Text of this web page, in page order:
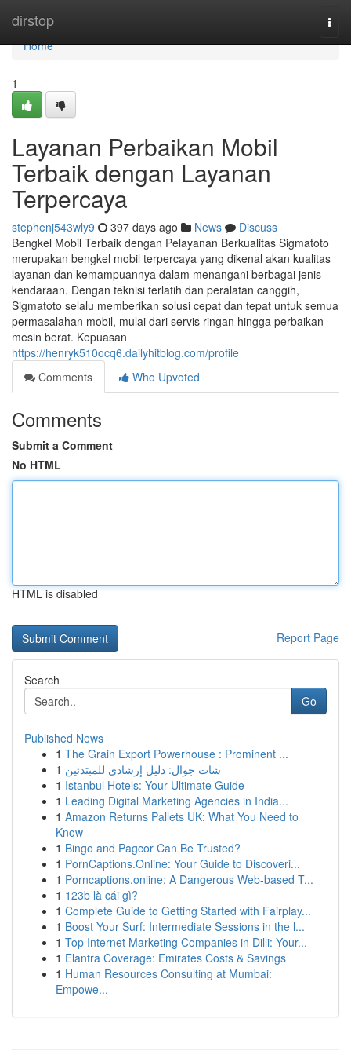
dirstop
Home
Home
1
Layanan Perbaikan Mobil
Terbaik dengan Layanan
Terpercaya
stephenj543wly9 397 days ago News
Discuss
Bengkel Mobil Terbaik dengan Pelayanan Berkualitas Sigmatoto
merupakan bengkel mobil terpercaya yang dikenal akan kualitas
layanan dan kemampuannya dalam menangani berbagai jenis
kendaraan. Dengan teknisi terlatih dan peralatan canggih,
Sigmatoto selalu memberikan solusi cepat dan tepat untuk semua
permasalahan mobil, mulai dari servis ringan hingga perbaikan
mesin berat. Kepuasan
https://henryk510ocq6.dailyhitblog.com/profile
Comments
Who Upvoted
Comments
Submit a Comment
No HTML
HTML is disabled
Report Page
Search
Go
Published News
1 The Grain Export Powerhouse : Prominent ...
1 شات جوال: دليل إرشادي للمبتدئين
1 Istanbul Hotels: Your Ultimate Guide
1 Leading Digital Marketing Agencies in India...
1 Amazon Returns Pallets UK: What You Need to
Know
1 Bingo and Pagcor Can Be Trusted?
1 PornCaptions.Online: Your Guide to Discoveri...
1 Porncaptions.online: A Dangerous Web-based T...
1 123b là cái gì?
1 Complete Guide to Getting Started with Fairplay...
1 Boost Your Surf: Intermediate Sessions in the l...
1 Top Internet Marketing Companies in Dilli: Your...
1 Elantra Coverage: Emirates Costs & Savings
1 Human Resources Consulting at Mumbai:
Empowe...